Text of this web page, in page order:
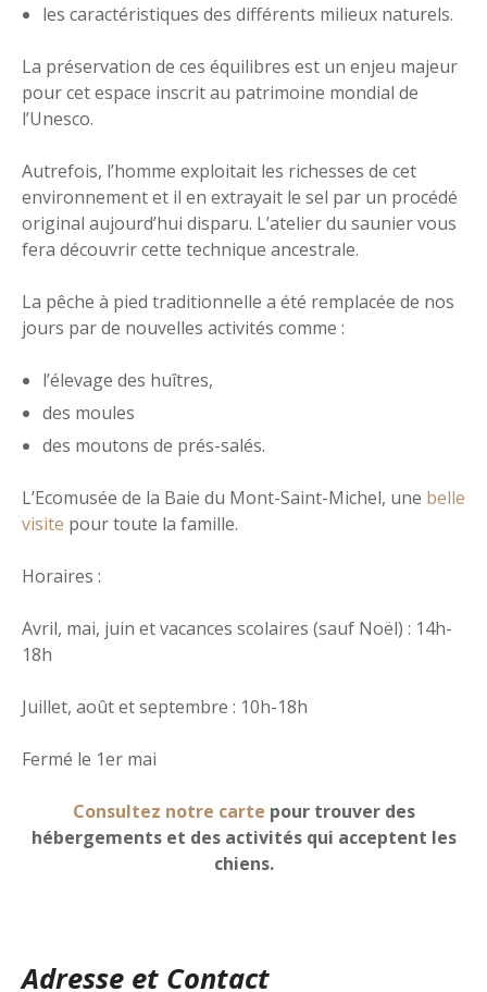
les caractéristiques des différents milieux naturels.
La préservation de ces équilibres est un enjeu majeur
pour cet espace inscrit au patrimoine mondial de
l’Unesco.
Autrefois, l’homme exploitait les richesses de cet
environnement et il en extrayait le sel par un procédé
original aujourd’hui disparu. L’atelier du saunier vous
fera découvrir cette technique ancestrale.
La pêche à pied traditionnelle a été remplacée de nos
jours par de nouvelles activités comme :
l’élevage des huîtres,
des moules
des moutons de prés-salés.
L’Ecomusée de la Baie du Mont-Saint-Michel, une belle
visite pour toute la famille.
Horaires :
Avril, mai, juin et vacances scolaires (sauf Noël) : 14h-
18h
Juillet, août et septembre : 10h-18h
Fermé le 1er mai
Consultez notre carte pour trouver des
hébergements et des activités qui acceptent les
chiens.
Adresse et Contact